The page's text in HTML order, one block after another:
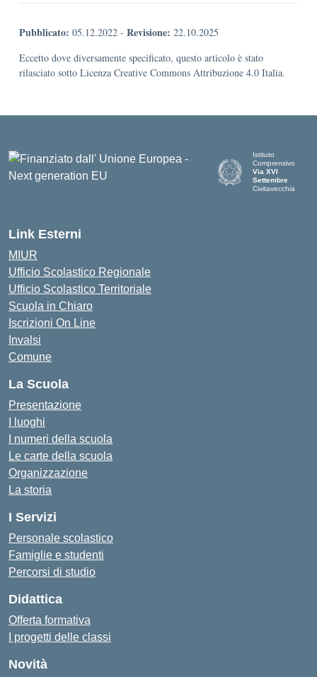
Pubblicato: 05.12.2022 - Revisione: 22.10.2025
Eccetto dove diversamente specificato, questo articolo è stato
rilasciato sotto Licenza Creative Commons Attribuzione 4.0 Italia.
Istituto
Comprensivo
Via XVI
Settembre
Civitavecchia
Link Esterni
MIUR
Ufficio Scolastico Regionale
Ufficio Scolastico Territoriale
Scuola in Chiaro
Iscrizioni On Line
Invalsi
Comune
La Scuola
Presentazione
I luoghi
I numeri della scuola
Le carte della scuola
Organizzazione
La storia
I Servizi
Personale scolastico
Famiglie e studenti
Percorsi di studio
Didattica
Offerta formativa
I progetti delle classi
Novità